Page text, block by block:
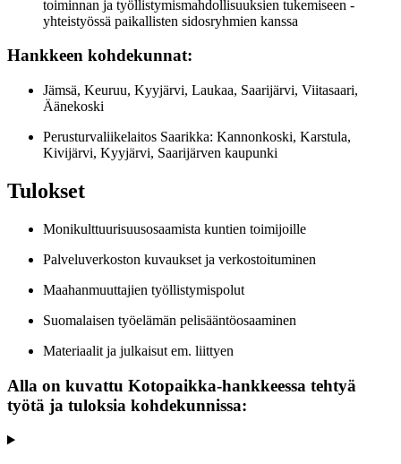
toiminnan ja työllistymismahdollisuuksien tukemiseen -
yhteistyössä paikallisten sidosryhmien kanssa
Hankkeen kohdekunnat:
Jämsä, Keuruu, Kyyjärvi, Laukaa, Saarijärvi, Viitasaari,
Äänekoski
Perusturvaliikelaitos Saarikka: Kannonkoski, Karstula,
Kivijärvi, Kyyjärvi, Saarijärven kaupunki
Tulokset
Monikulttuurisuusosaamista kuntien toimijoille
Palveluverkoston kuvaukset ja verkostoituminen
Maahanmuuttajien työllistymispolut
Suomalaisen työelämän pelisääntöosaaminen
Materiaalit ja julkaisut em. liittyen
Alla on kuvattu Kotopaikka-hankkeessa tehtyä
työtä ja tuloksia kohdekunnissa: